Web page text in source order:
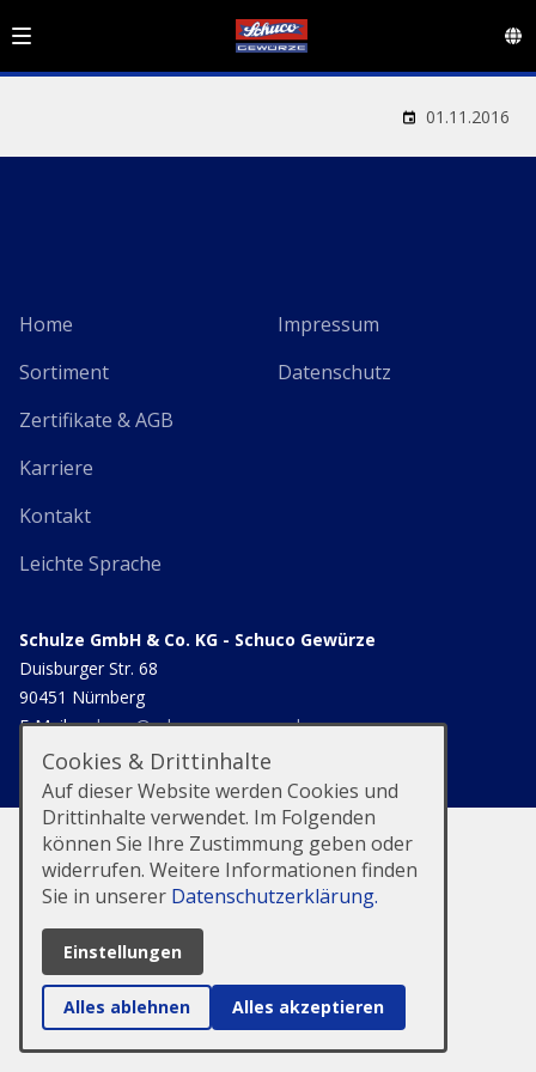
01.11.2016
Home
Sortiment
Zertifikate & AGB
Karriere
Kontakt
Leichte Sprache
Impressum
Datenschutz
Schulze GmbH & Co. KG - Schuco Gewürze
Duisburger Str. 68
90451 Nürnberg
E-Mail:schuco@schuco-gewuerze.de
Tel.:+49(0)911 646055/6
Cookies & Drittinhalte
Auf dieser Website werden Cookies und
Drittinhalte verwendet. Im Folgenden
können Sie Ihre Zustimmung geben oder
widerrufen. Weitere Informationen finden
Sie in unserer Datenschutzerklärung.
Einstellungen
Alles ablehnen Alles akzeptieren